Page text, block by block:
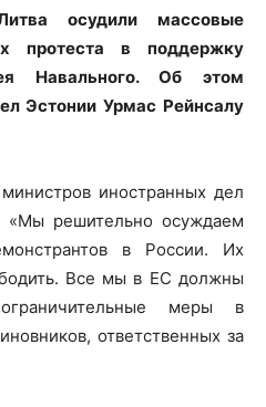
осудили массовые
протеста в поддержку
Навального. Об этом
Эстонии Урмас Рейнсалу
иностранных дел
«Мы решительно осуждаем
в России. Их
Все мы в ЕС должны
меры в
ответственных за